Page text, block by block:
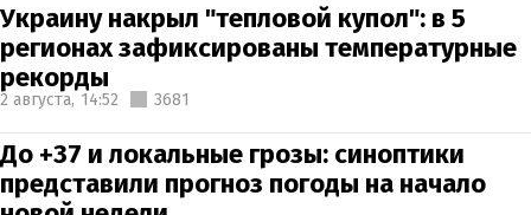
Украину накрыл "тепловой купол": в 5
регионах зафиксированы температурные
рекорды
2 августа, 14:52 3681
До +37 и локальные грозы: синоптики
представили прогноз погоды на начало